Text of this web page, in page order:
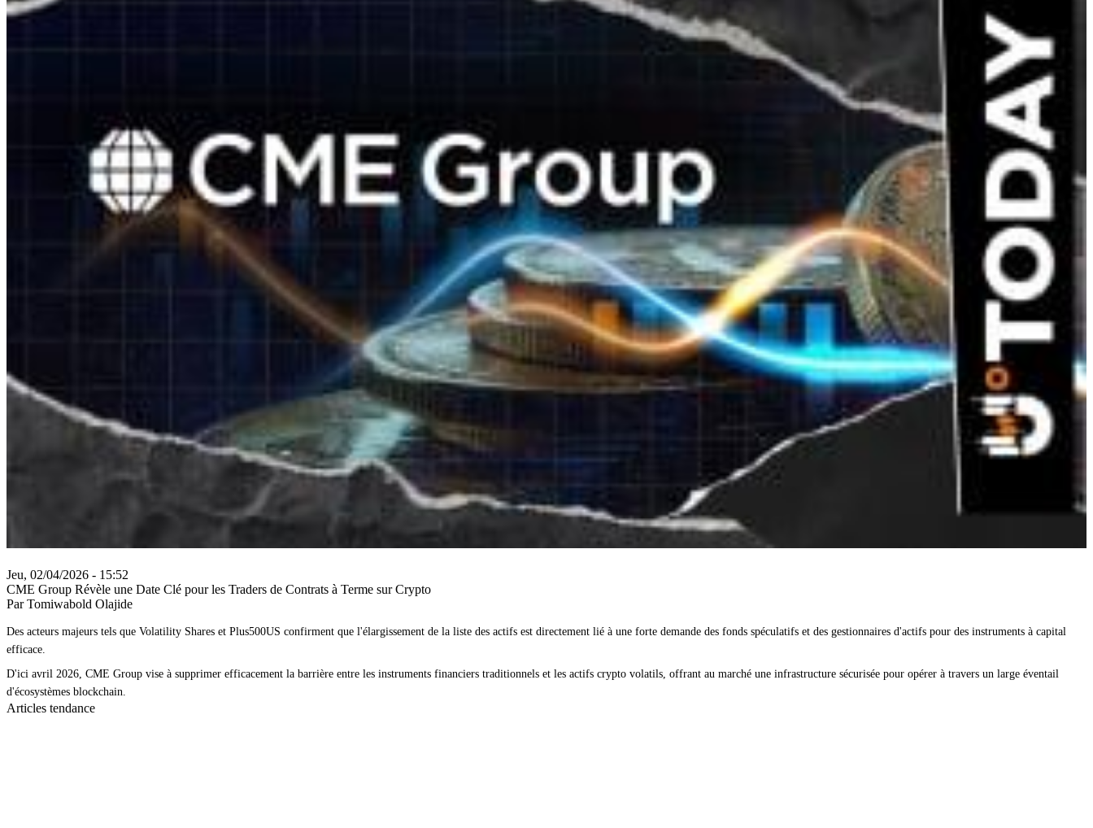
Jeu, 02/04/2026 - 15:52
CME Group Révèle une Date Clé pour les Traders de Contrats à Terme sur Crypto
Par Tomiwabold Olajide
Des acteurs majeurs tels que Volatility Shares et Plus500US confirment que l'élargissement de la liste des actifs est directement lié à une forte demande des fonds spéculatifs et des gestionnaires d'actifs pour des instruments à capital
efficace.
D'ici avril 2026, CME Group vise à supprimer efficacement la barrière entre les instruments financiers traditionnels et les actifs crypto volatils, offrant au marché une infrastructure sécurisée pour opérer à travers un large éventail
d'écosystèmes blockchain.
Articles tendance